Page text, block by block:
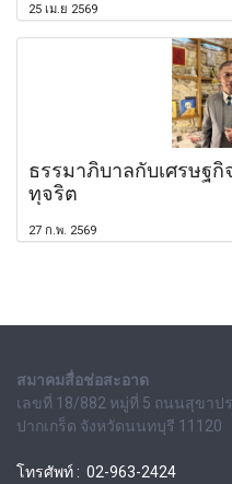
25 เม.ย 2569
ธรรมาภิบาลกับเศรษฐ
ทุจริต
27 ก.พ. 2569
สมาคมสื่อช่อสะอาด
เลขที่ 18/882 หมู่ที่ 5 ถนนสุขาป
ปากเกร็ด จังหวัดนนทบุรี 11120
โทรศัพท์ : 02-963-2424